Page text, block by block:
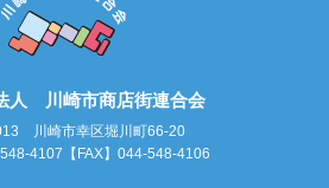
人 川崎市商店街連合会
川崎市幸区堀川町66-20
548-4107【FAX】044-548-4106